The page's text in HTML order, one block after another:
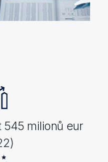
545 milionů eur